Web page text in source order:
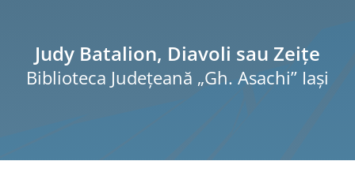
Judy Batalion, Diavoli sau Zeițe
Biblioteca Judeţeană „Gh. Asachi” Iaşi